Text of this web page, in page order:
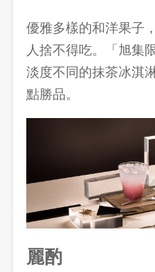
優雅多樣的和洋果子
人捨不得吃。「旭集
淡度不同的抹茶冰淇
點勝品。
麗酌